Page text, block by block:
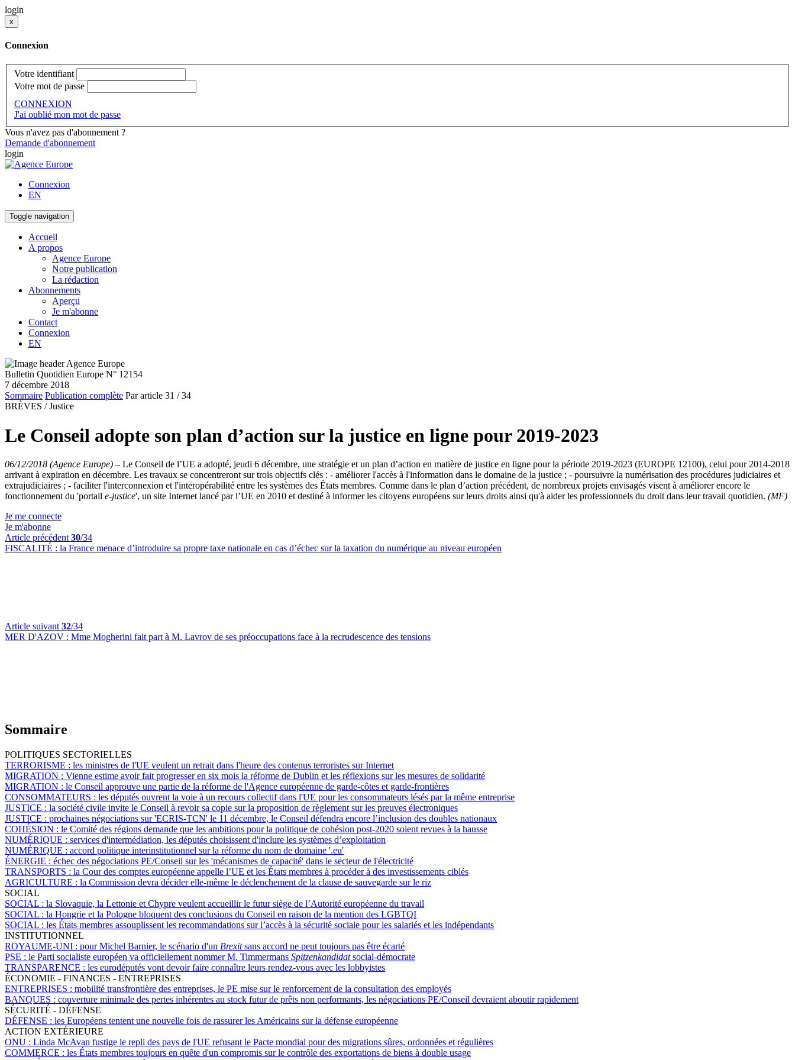
login
x
Connexion
Votre identifiant
Votre mot de passe
CONNEXION
J'ai oublié mon mot de passe
Vous n'avez pas d'abonnement ?
Demande d'abonnement
login
Connexion
EN
Toggle navigation
Accueil
A propos
Agence Europe
Notre publication
La rédaction
Abonnements
Aperçu
Je m'abonne
Contact
Connexion
EN
Bulletin Quotidien Europe N° 12154
7 décembre 2018
Sommaire Publication complète Par article 31 / 34
BRÈVES / Justice
Le Conseil adopte son plan d’action sur la justice en ligne pour 2019-2023
06/12/2018 (Agence Europe) – Le Conseil de l’UE a adopté, jeudi 6 décembre, une stratégie et un plan d’action en matière de justice en ligne pour la période 2019-2023 (EUROPE 12100), celui pour 2014-2018
arrivant à expiration en décembre. Les travaux se concentreront sur trois objectifs clés : - améliorer l'accès à l'information dans le domaine de la justice ; - poursuivre la numérisation des procédures judiciaires et
extrajudiciaires ; - faciliter l'interconnexion et l'interopérabilité entre les systèmes des États membres. Comme dans le plan d’action précédent, de nombreux projets envisagés visent à améliorer encore le
fonctionnement du 'portail e-justice', un site Internet lancé par l’UE en 2010 et destiné à informer les citoyens européens sur leurs droits ainsi qu'à aider les professionnels du droit dans leur travail quotidien. (MF)
Je me connecte
Je m'abonne
Article précédent 30/34
FISCALITÉ : la France menace d’introduire sa propre taxe nationale en cas d’échec sur la taxation du numérique au niveau européen
Article suivant 32/34
MER D'AZOV : Mme Mogherini fait part à M. Lavrov de ses préoccupations face à la recrudescence des tensions
Sommaire
POLITIQUES SECTORIELLES
TERRORISME : les ministres de l'UE veulent un retrait dans l'heure des contenus terroristes sur Internet
MIGRATION : Vienne estime avoir fait progresser en six mois la réforme de Dublin et les réflexions sur les mesures de solidarité
MIGRATION : le Conseil approuve une partie de la réforme de l'Agence européenne de garde-côtes et garde-frontières
CONSOMMATEURS : les députés ouvrent la voie à un recours collectif dans l'UE pour les consommateurs lésés par la même entreprise
JUSTICE : la société civile invite le Conseil à revoir sa copie sur la proposition de règlement sur les preuves électroniques
JUSTICE : prochaines négociations sur 'ECRIS-TCN' le 11 décembre, le Conseil défendra encore l’inclusion des doubles nationaux
COHÉSION : le Comité des régions demande que les ambitions pour la politique de cohésion post-2020 soient revues à la hausse
NUMÉRIQUE : services d'intermédiation, les députés choisissent d'inclure les systèmes d’exploitation
NUMÉRIQUE : accord politique interinstitutionnel sur la réforme du nom de domaine '.eu'
ÉNERGIE : échec des négociations PE/Conseil sur les 'mécanismes de capacité' dans le secteur de l'électricité
TRANSPORTS : la Cour des comptes européenne appelle l’UE et les États membres à procéder à des investissements ciblés
AGRICULTURE : la Commission devra décider elle-même le déclenchement de la clause de sauvegarde sur le riz
SOCIAL
SOCIAL : la Slovaquie, la Lettonie et Chypre veulent accueillir le futur siège de l’Autorité européenne du travail
SOCIAL : la Hongrie et la Pologne bloquent des conclusions du Conseil en raison de la mention des LGBTQI
SOCIAL : les États membres assouplissent les recommandations sur l’accès à la sécurité sociale pour les salariés et les indépendants
INSTITUTIONNEL
ROYAUME-UNI : pour Michel Barnier, le scénario d'un Brexitsans accord ne peut toujours pas être écarté
PSE : le Parti socialiste européen va officiellement nommer M. Timmermans Spitzenkandidatsocial-démocrate
TRANSPARENCE : les eurodéputés vont devoir faire connaître leurs rendez-vous avec les lobbyistes
ÉCONOMIE - FINANCES - ENTREPRISES
ENTREPRISES : mobilité transfrontière des entreprises, le PE mise sur le renforcement de la consultation des employés
BANQUES : couverture minimale des pertes inhérentes au stock futur de prêts non performants, les négociations PE/Conseil devraient aboutir rapidement
SÉCURITÉ - DÉFENSE
DÉFENSE : les Européens tentent une nouvelle fois de rassurer les Américains sur la défense européenne
ACTION EXTÉRIEURE
ONU : Linda McAvan fustige le repli des pays de l'UE refusant le Pacte mondial pour des migrations sûres, ordonnées et régulières
COMMERCE : les États membres toujours en quête d'un compromis sur le contrôle des exportations de biens à double usage